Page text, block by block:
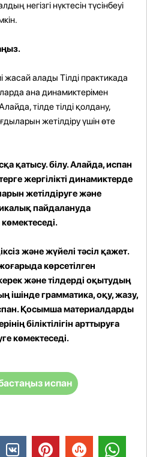
негізгі нүктесін түсінбеуі
жасай алады Тілді практикада
ана динамиктерімен
тілде тілді қолдану,
жетілдіру үшін өте
қатысу. білу. Алайда, испан
жергілікті динамиктерде
жетілдіруге және
пайдалануда
және жүйелі тәсіл қажет.
көрсетілген
және тілдерді оқытудың
ішінде грамматика, оқу, жазу,
Қосымша материалдарды
біліктілігін арттыруға
көмектеседі.
испан